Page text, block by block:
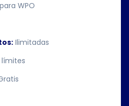
WPO
Ilimitadas
límites